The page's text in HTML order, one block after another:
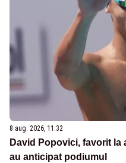
8 aug. 2026, 11:32
David Popovici, favorit la
au anticipat podiumul